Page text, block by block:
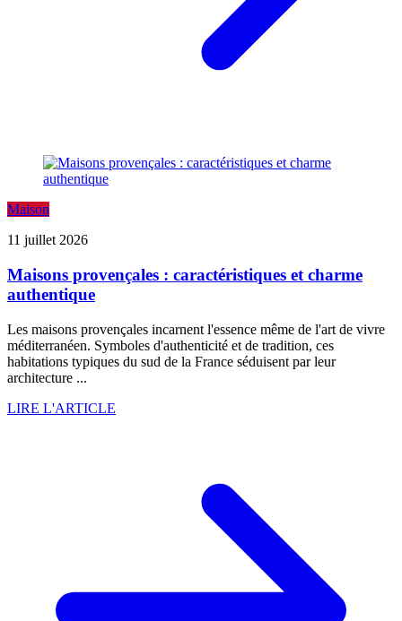
Maison
11 juillet 2026
Maisons provençales : caractéristiques et charme
authentique
Les maisons provençales incarnent l'essence même de l'art de vivre
méditerranéen. Symboles d'authenticité et de tradition, ces
habitations typiques du sud de la France séduisent par leur
architecture ...
LIRE L'ARTICLE